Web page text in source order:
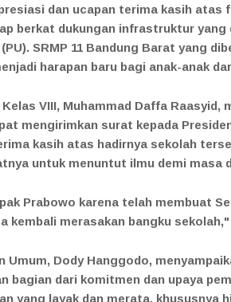
dan ucapan terima kasih atas
berkat dukungan infrastruktur
SRMP 11 Bandung Barat yang
harapan baru bagi anak-anak
VIII, Muhammad Daffa Raasyid,
mengirimkan surat kepada
kasih atas hadirnya sekolah
untuk menuntut ilmu demi masa
Prabowo karena telah membuat
kembali merasakan bangku
Umum, Dody Hanggodo,
bagian dari komitmen dan upaya
yang layak dan merata, khususnya